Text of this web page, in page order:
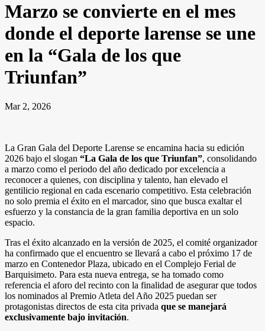
Marzo se convierte en el mes
donde el deporte larense se une
en la “Gala de los que
Triunfan”
Mar 2, 2026
La Gran Gala del Deporte Larense se encamina hacia su edición
2026 bajo el slogan “La Gala de los que Triunfan”, consolidando
a marzo como el periodo del año dedicado por excelencia a
reconocer a quienes, con disciplina y talento, han elevado el
gentilicio regional en cada escenario competitivo. Esta celebración
no solo premia el éxito en el marcador, sino que busca exaltar el
esfuerzo y la constancia de la gran familia deportiva en un solo
espacio.
Tras el éxito alcanzado en la versión de 2025, el comité organizador
ha confirmado que el encuentro se llevará a cabo el próximo 17 de
marzo en Contenedor Plaza, ubicado en el Complejo Ferial de
Barquisimeto. Para esta nueva entrega, se ha tomado como
referencia el aforo del recinto con la finalidad de asegurar que todos
los nominados al Premio Atleta del Año 2025 puedan ser
protagonistas directos de esta cita privada que se manejará
exclusivamente bajo invitación.